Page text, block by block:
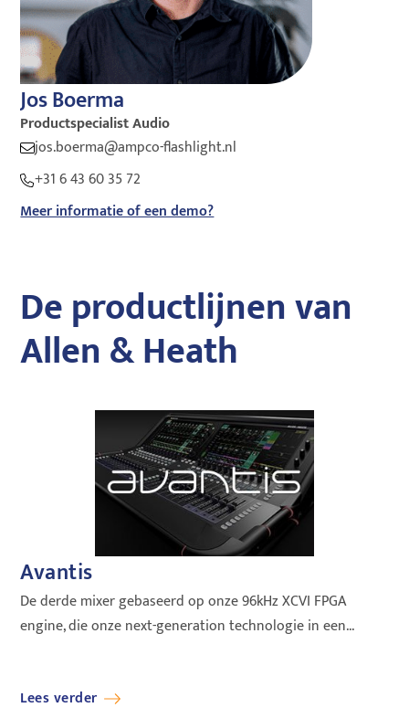
Jos Boerma
Productspecialist Audio
jos.boerma@ampco-flashlight.nl
+31 6 43 60 35 72
Meer informatie of een demo?
De productlijnen van
Allen & Heath
Avantis
De derde mixer gebaseerd op onze 96kHz XCVI FPGA
engine, die onze next-generation technologie in een...
Lees verder